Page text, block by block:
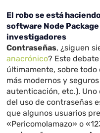
El robo se está
software Node
investigadores
Contraseñas, ¿siguen
anacrónico? Este
últimamente, sobre todo
más modernos y
autenticación, etc.).
del uso de contraseñas
que algunos usuarios
«Pericomolamazo» o